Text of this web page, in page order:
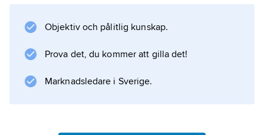
Information om artikeln
Objektiv och pålitlig kunskap.
Prova det, du kommer att gilla det!
Marknadsledare i Sverige.